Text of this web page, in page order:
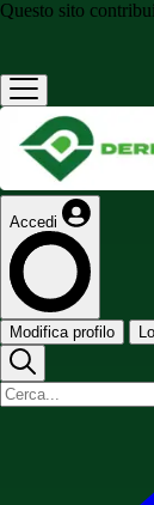
Questo sito
Accedi
Modifica profilo